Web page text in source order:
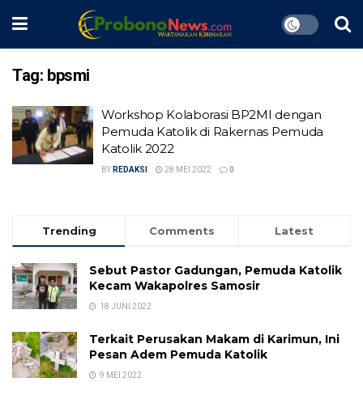
Tag: bpsmi
Workshop Kolaborasi BP2MI dengan
Pemuda Katolik di Rakernas Pemuda
Katolik 2022
BY REDAKSI 28 MEI 2022 0
Trending Comments Latest
Sebut Pastor Gadungan, Pemuda Katolik
Kecam Wakapolres Samosir
18 JUNI 2022
Terkait Perusakan Makam di Karimun, Ini
Pesan Adem Pemuda Katolik
9 MEI 2022